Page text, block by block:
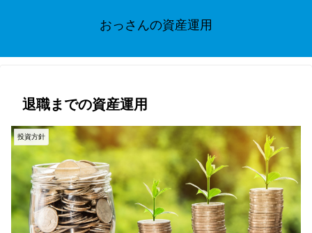
おっさんの資産運用
退職までの資産運用
投資方針